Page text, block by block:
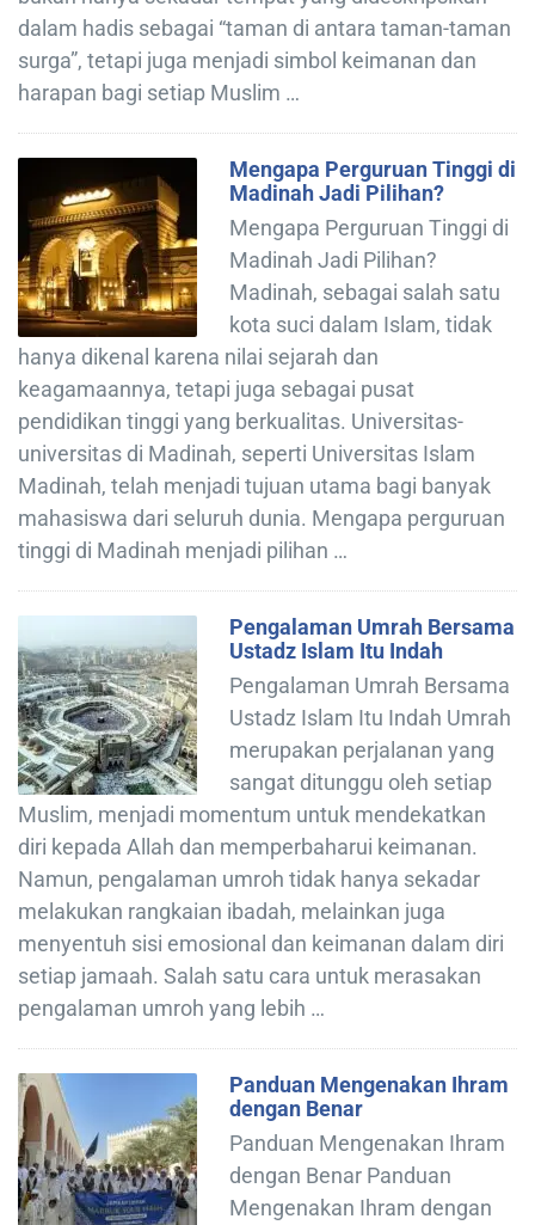
dalam hadis sebagai “taman di antara taman-taman
surga”, tetapi juga menjadi simbol keimanan dan
harapan bagi setiap Muslim …
Mengapa Perguruan Tinggi di
Madinah Jadi Pilihan?
Mengapa Perguruan Tinggi di
Madinah Jadi Pilihan?
Madinah, sebagai salah satu
kota suci dalam Islam, tidak
hanya dikenal karena nilai sejarah dan
keagamaannya, tetapi juga sebagai pusat
pendidikan tinggi yang berkualitas. Universitas-
universitas di Madinah, seperti Universitas Islam
Madinah, telah menjadi tujuan utama bagi banyak
mahasiswa dari seluruh dunia. Mengapa perguruan
tinggi di Madinah menjadi pilihan …
Pengalaman Umrah Bersama
Ustadz Islam Itu Indah
Pengalaman Umrah Bersama
Ustadz Islam Itu Indah Umrah
merupakan perjalanan yang
sangat ditunggu oleh setiap
Muslim, menjadi momentum untuk mendekatkan
diri kepada Allah dan memperbaharui keimanan.
Namun, pengalaman umroh tidak hanya sekadar
melakukan rangkaian ibadah, melainkan juga
menyentuh sisi emosional dan keimanan dalam diri
setiap jamaah. Salah satu cara untuk merasakan
pengalaman umroh yang lebih …
Panduan Mengenakan Ihram
dengan Benar
Panduan Mengenakan Ihram
dengan Benar Panduan
Mengenakan Ihram dengan